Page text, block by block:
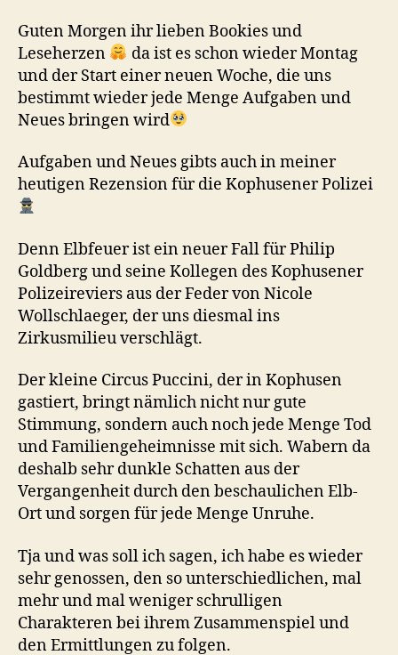
Guten Morgen ihr lieben Bookies und
Leseherzen
da ist es schon wieder Montag
und der Start einer neuen Woche, die uns
bestimmt wieder jede Menge Aufgaben und
Neues bringen wird
Aufgaben und Neues gibts auch in meiner
heutigen Rezension für die Kophusener Polizei
Denn Elbfeuer ist ein neuer Fall für Philip
Goldberg und seine Kollegen des Kophusener
Polizeireviers aus der Feder von Nicole
Wollschlaeger, der uns diesmal ins
Zirkusmilieu verschlägt.
Der kleine Circus Puccini, der in Kophusen
gastiert, bringt nämlich nicht nur gute
Stimmung, sondern auch noch jede Menge Tod
und Familiengeheimnisse mit sich. Wabern da
deshalb sehr dunkle Schatten aus der
Vergangenheit durch den beschaulichen Elb-
Ort und sorgen für jede Menge Unruhe.
Tja und was soll ich sagen, ich habe es wieder
sehr genossen, den so unterschiedlichen, mal
mehr und mal weniger schrulligen
Charakteren bei ihrem Zusammenspiel und
den Ermittlungen zu folgen.